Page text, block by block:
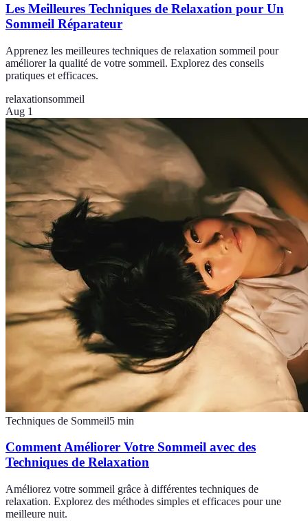
Les Meilleures Techniques de Relaxation pour Un
Sommeil Réparateur
Apprenez les meilleures techniques de relaxation sommeil pour
améliorer la qualité de votre sommeil. Explorez des conseils
pratiques et efficaces.
relaxationsommeil
Aug 1
Techniques de Sommeil5 min
Comment Améliorer Votre Sommeil avec des
Techniques de Relaxation
Améliorez votre sommeil grâce à différentes techniques de
relaxation. Explorez des méthodes simples et efficaces pour une
meilleure nuit.